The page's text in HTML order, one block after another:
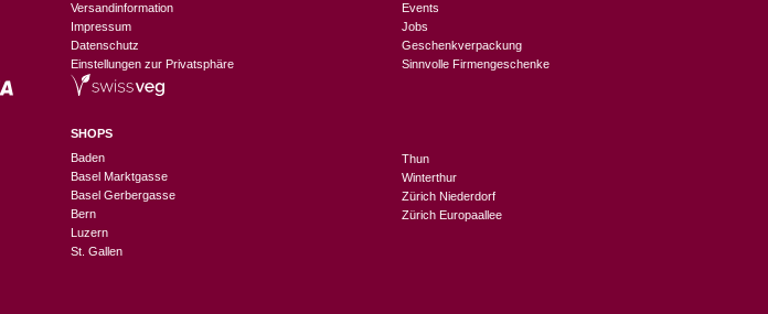
Versandinformation
Impressum
Datenschutz
Einstellungen zur Privatsphäre
SHOPS
Baden
Basel Marktgasse
Basel Gerbergasse
Bern
Luzern
St. Gallen
Events
Jobs
Geschenkverpackung
Sinnvolle Firmengeschenke
Thun
Winterthur
Zürich Niederdorf
Zürich Europaallee